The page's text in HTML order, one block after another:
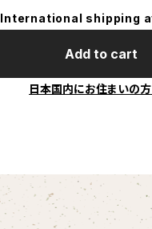
International shipping
Add to cart
日本国内にお住まいの